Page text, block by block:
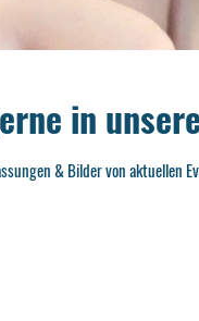
in
& Bilder von aktuellen